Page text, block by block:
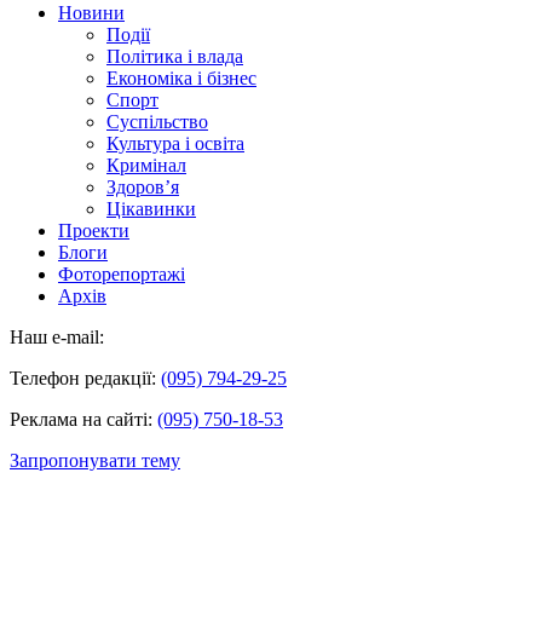
Новини
Події
Політика і влада
Економіка і бізнес
Спорт
Суспільство
Культура і освіта
Кримінал
Здоров’я
Цікавинки
Проекти
Блоги
Фоторепортажі
Архів
Наш e-mail:
Телефон редакції: (095) 794-29-25
Реклама на сайті: (095) 750-18-53
Запропонувати тему